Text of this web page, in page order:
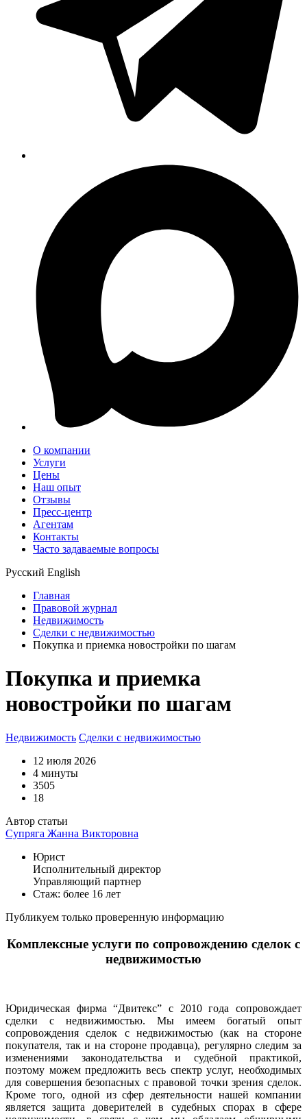
О компании
Услуги
Цены
Наш опыт
Отзывы
Пресс-центр
Агентам
Контакты
Часто задаваемые вопросы
Русский English
Главная
Правовой журнал
Недвижимость
Сделки с недвижимостью
Покупка и приемка новостройки по шагам
Покупка и приемка
новостройки по шагам
Недвижимость Сделки с недвижимостью
12 июля 2026
4 минуты
3505
18
Автор статьи
Супряга Жанна Викторовна
Юрист
Исполнительный директор
Управляющий партнер
Стаж: более 16 лет
Публикуем только проверенную информацию
Комплексные услуги по сопровождению сделок с
недвижимостью
Юридическая фирма “Двитекс” с 2010 года сопровождает
сделки с недвижимостью. Мы имеем богатый опыт
сопровождения сделок с недвижимостью (как на стороне
покупателя, так и на стороне продавца), регулярно следим за
изменениями законодательства и судебной практикой,
поэтому можем предложить весь спектр услуг, необходимых
для совершения безопасных с правовой точки зрения сделок.
Кроме того, одной из сфер деятельности нашей компании
является защита доверителей в судебных спорах в сфере